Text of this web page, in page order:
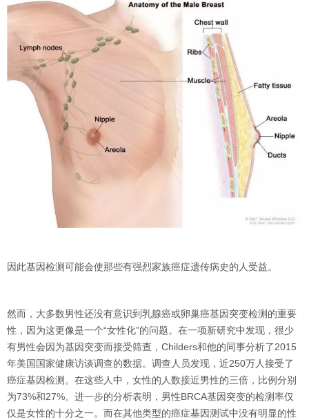
因此基因检测可能会使那些有强烈家族癌症遗传病史的人受益。
然而，大多数男性还没有意识到乳腺癌或卵巢癌基因突变检测的重要
性，因为这更像是一个“女性化”的问题。在一项新研究中发现，很少
有男性会因为基因突变而接受筛查，Childers和他的同事分析了2015
年美国国家健康访谈调查的数据。调查人员发现，近250万人接受了
癌症基因检测。在这些人中，女性的人数接近男性的三倍，比例分别
为73%和27%。进一步的分析表明，男性BRCA基因突变的检测率仅
仅是女性的十分之一。而在其他类型的癌症基因测试中没有明显的性